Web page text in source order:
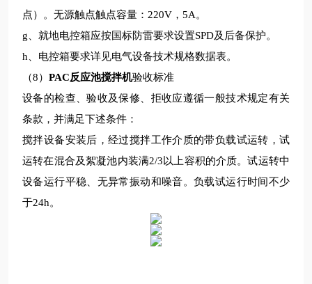
点）。无源触点触点容量： 220V ， 5A。
g 、就地电控箱应按国标防雷要求设置SPD及后备保护。
h 、电控箱要求详见电气设备技术规格数据表。
（8） PAC反应池搅拌机验收标准
设备的检查、验收及保修、拒收应遵循一般技术规定有关
条款，并满足下述条件：
搅拌设备安装后，经过搅拌工作介质的带负载试运转，试
运转在混合及絮凝池内装满2/3以上容积的介质。试运转中
设备运行平稳、无异常振动和噪音。负载试运行时间不少
于24h。